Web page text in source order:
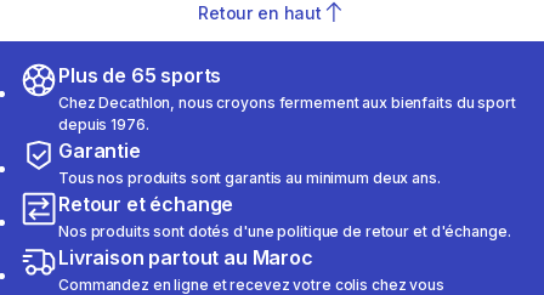
Retour en haut
Plus de 65 sports
Chez Decathlon, nous croyons fermement aux bienfaits du sport
depuis 1976.
Garantie
Tous nos produits sont garantis au minimum deux ans.
Retour et échange
Nos produits sont dotés d'une politique de retour et d'échange.
Livraison partout au Maroc
Commandez en ligne et recevez votre colis chez vous